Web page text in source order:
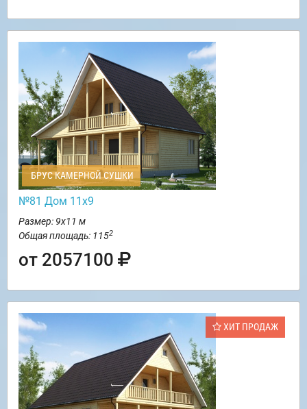
БРУС КАМЕРНОЙ СУШКИ
№81 Дом 11х9
Размер: 9х11 м
Общая площадь: 1152
от 2057100
ХИТ ПРОДАЖ